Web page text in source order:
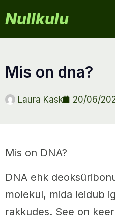
Nullkulu
mis on dna?
Laura Kask 20/06/
Mis on DNA?
DNA ehk
molekul, mida leidub
rakkudes. See on